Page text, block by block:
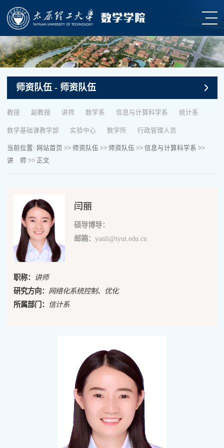
师资队伍 - 师资队伍
教授 副教授 讲师 数学系 信息与计算科学系 统计系
数学基础课教学部 实验中心 数学所 行政管理人员
当前位置: 网站首页 >> 师资队伍 >> 师资队伍 >> 信息与计算科学系 >>
讲 师 >> 正文
闫丽
硕导博导：
邮箱： yanli@tyut.edu.cn
职称：
讲师
研究方向： 网络化系统控制、优化
所属部门：
信计系